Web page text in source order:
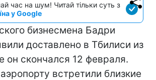
час на шум! Читай тільки суть з
у Google
бизнесмена Бадри
доставлено в Тбилиси из
он скончался 12 февраля.
встретили близкие